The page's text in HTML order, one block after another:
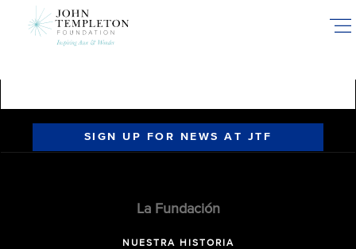
SIGN UP FOR NEWS AT JTF
La Fundación
NUESTRA HISTORIA